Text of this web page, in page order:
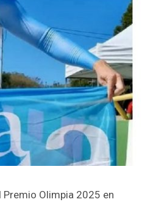
Premio Olimpia 2025 en